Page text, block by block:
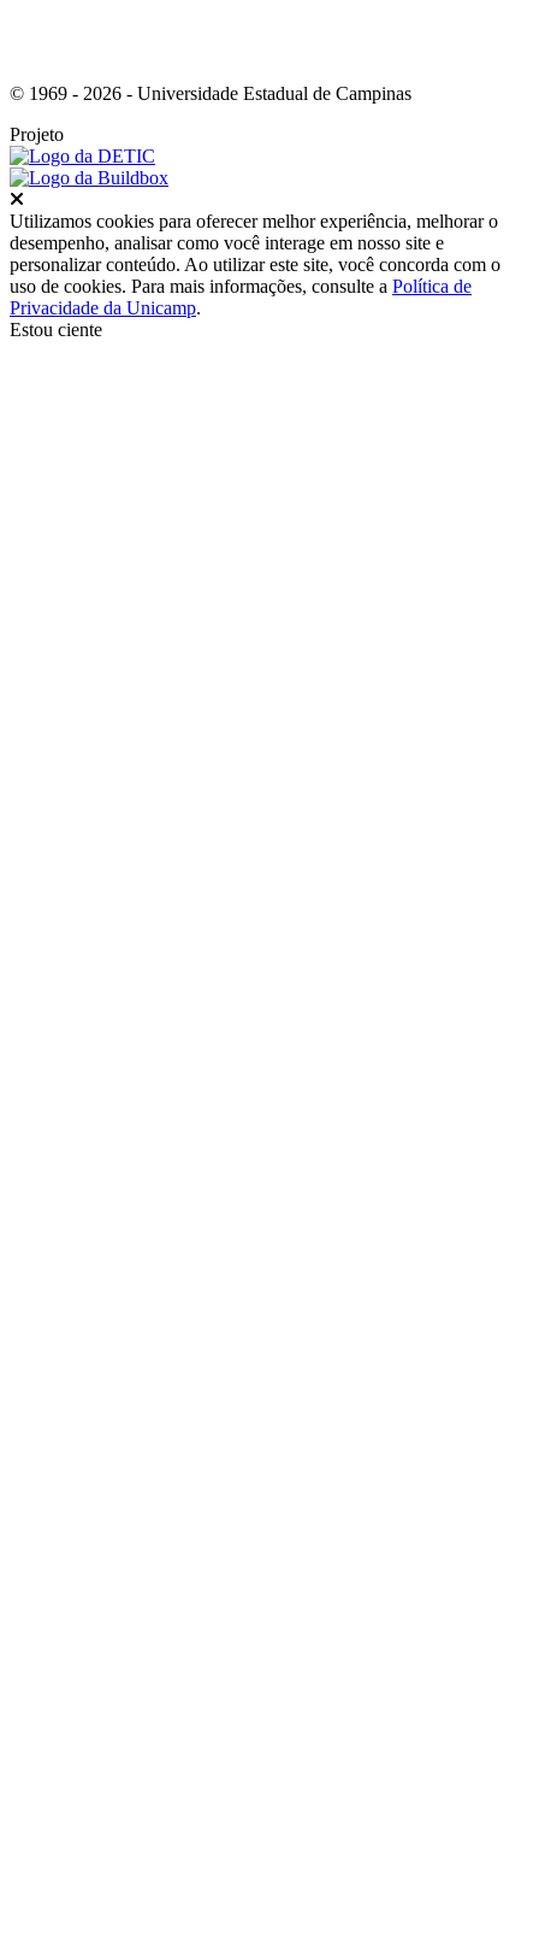
© 1969 - 2026 - Universidade Estadual de Campinas
Projeto
Utilizamos cookies para oferecer melhor experiência, melhorar o
desempenho, analisar como você interage em nosso site e
personalizar conteúdo. Ao utilizar este site, você concorda com o
uso de cookies. Para mais informações, consulte a Política de
Privacidade da Unicamp.
Estou ciente